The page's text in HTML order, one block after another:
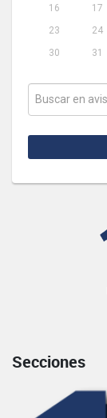
16
17
23
24
30
31
Secciones